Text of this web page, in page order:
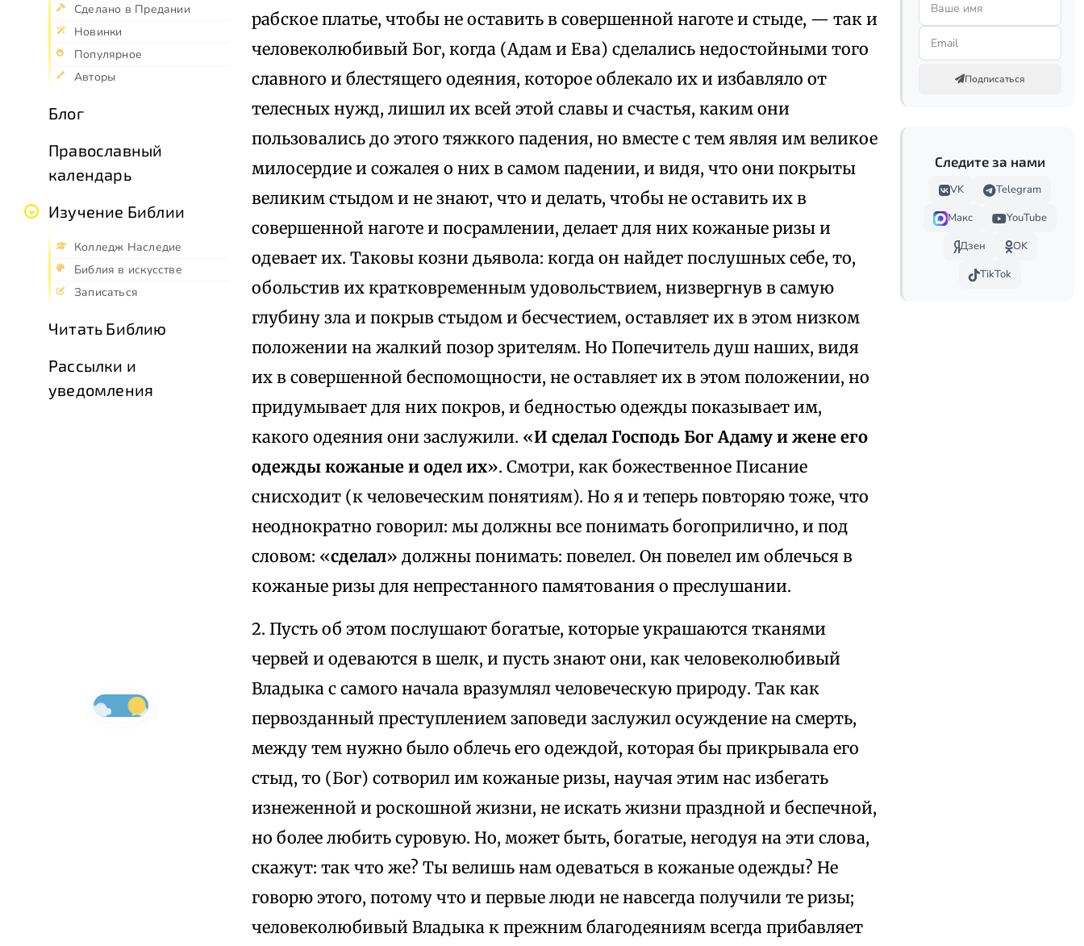
Сделано в Предании
Новинки
Популярное
Авторы
Блог
Православный
календарь
Изучение Библии
Колледж Наследие
Библия в искусстве
Записаться
Читать Библию
Рассылки и
уведомления
рабское платье, чтобы не оставить в совершенной наготе и стыде, — так и
человеколюбивый Бог, когда (Адам и Ева) сделались недостойными того
славного и блестящего одеяния, которое облекало их и избавляло от
телесных нужд, лишил их всей этой славы и счастья, каким они
пользовались до этого тяжкого падения, но вместе с тем являя им великое
милосердие и сожалея о них в самом падении, и видя, что они покрыты
великим стыдом и не знают, что и делать, чтобы не оставить их в
совершенной наготе и посрамлении, делает для них кожаные ризы и
одевает их. Таковы козни дьявола: когда он найдет послушных себе, то,
обольстив их кратковременным удовольствием, низвергнув в самую
глубину зла и покрыв стыдом и бесчестием, оставляет их в этом низком
положении на жалкий позор зрителям. Но Попечитель душ наших, видя
их в совершенной беспомощности, не оставляет их в этом положении, но
придумывает для них покров, и бедностью одежды показывает им,
какого одеяния они заслужили. «И сделал Господь Бог Адаму и жене его
одежды кожаные и одел их». Смотри, как божественное Писание
снисходит (к человеческим понятиям). Но я и теперь повторяю тоже, что
неоднократно говорил: мы должны все понимать богоприлично, и под
словом: «сделал» должны понимать: повелел. Он повелел им облечься в
кожаные ризы для непрестанного памятования о преслушании.
2. Пусть об этом послушают богатые, которые украшаются тканями
червей и одеваются в шелк, и пусть знают они, как человеколюбивый
Владыка с самого начала вразумлял человеческую природу. Так как
первозданный преступлением заповеди заслужил осуждение на смерть,
между тем нужно было облечь его одеждой, которая бы прикрывала его
стыд, то (Бог) сотворил им кожаные ризы, научая этим нас избегать
изнеженной и роскошной жизни, не искать жизни праздной и беспечной,
но более любить суровую. Но, может быть, богатые, негодуя на эти слова,
скажут: так что же? Ты велишь нам одеваться в кожаные одежды? Не
говорю этого, потому что и первые люди не навсегда получили те ризы;
человеколюбивый Владыка к прежним благодеяниям всегда прибавляет
Подписаться
Следите за нами
VK
Telegram
Макс
YouTube
Дзен
OK
TikTok